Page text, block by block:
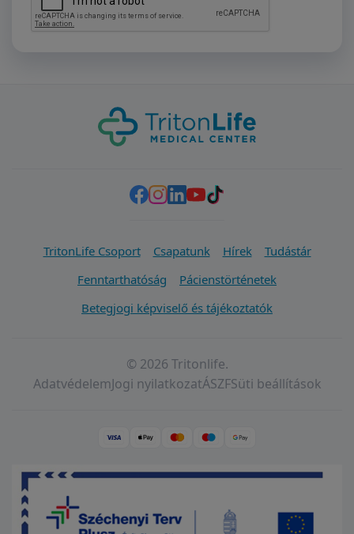
TritonLife Csoport Csapatunk Hírek
Tudástár
Fenntarthatóság
Pácienstörténetek
Betegjogi képviselő és tájékoztatók
© 2026 Tritonlife.
AdatvédelemJogi nyilatkozatÁSZFSüti beállítások